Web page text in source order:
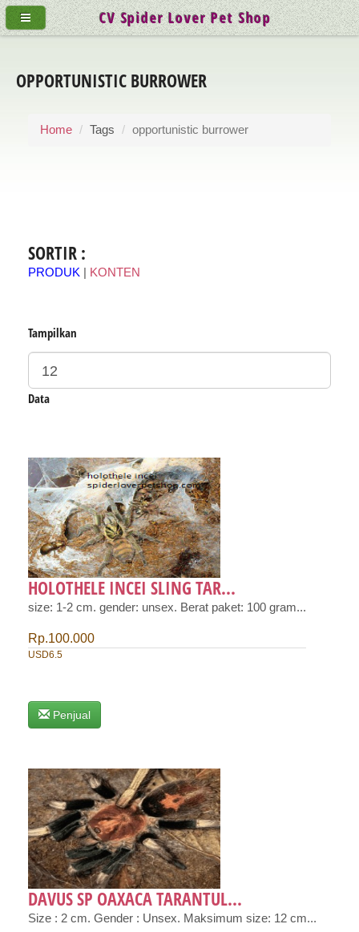
OPPORTUNISTIC BURROWER
Home Tags opportunistic burrower
SORTIR :
PRODUK KONTEN
Tampilkan
Data
HOLOTHELE INCEI SLING TAR...
size: 1-2 cm. gender: unsex. Berat paket: 100 gram...
Rp.100.000
USD6.5
Penjual
DAVUS SP OAXACA TARANTUL...
Size : 2 cm. Gender : Unsex. Maksimum size: 12 cm...
CV Spider Lover Pet Shop